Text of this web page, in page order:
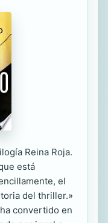
Reina Roja.
está
el
del thriller.»
convertido en